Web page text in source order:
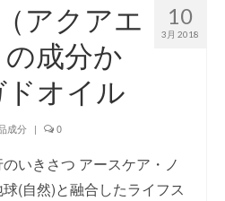
10
3月 2018
アクアエ
成分か
ドオイル
成分 | 0
いきさつ アースケア・ノ
(自然)と融合したライフス